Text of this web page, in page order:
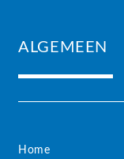
ALGEMEEN
Home